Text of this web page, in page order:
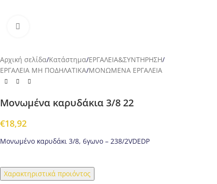
Αρχική σελίδα/Κατάστημα/ΕΡΓΑΛΕΙΑ&ΣΥΝΤΗΡΗΣΗ/
ΕΡΓΑΛΕΙΑ ΜΗ ΠΟΔΗΛΑΤΙΚΑ/ΜΟΝΩΜΕΝΑ ΕΡΓΑΛΕΙΑ
Μονωμένα καρυδάκια 3/8 22
€18,92
Μονωμένο καρυδάκι 3/8, 6γωνο – 238/2VDEDP
Χαρακτηριστικά προιόντος